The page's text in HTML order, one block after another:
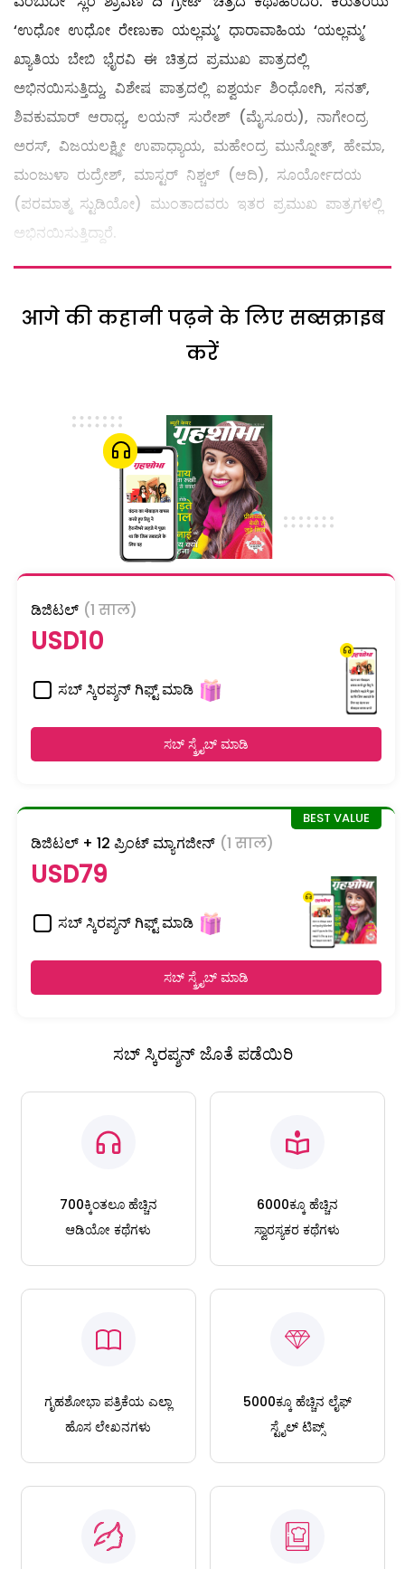
‘ಉಧೋ ಉಧೋ ರೇಣುಕಾ ಯಲ್ಲಮ್ಮ’ ಧಾರಾವಾಹಿಯ ‘ಯಲ್ಲಮ್ಮ’
ಖ್ಯಾತಿಯ ಬೇಬಿ ಭೈರವಿ ಈ ಚಿತ್ರದ ಪ್ರಮುಖ ಪಾತ್ರದಲ್ಲಿ
ಅಭಿನಯಿಸುತ್ತಿದ್ದು, ವಿಶೇಷ ಪಾತ್ರದಲ್ಲಿ ಐಶ್ವರ್ಯ ಶಿಂಧೋಗಿ, ಸನತ್,
ಶಿವಕುಮಾರ್ ಆರಾಧ್ಯ, ಲಯನ್ ಸುರೇಶ್ (ಮೈಸೂರು), ನಾಗೇಂದ್ರ
ಅರಸ್, ವಿಜಯಲಕ್ಷ್ಮೀ ಉಪಾಧ್ಯಾಯ, ಮಹೇಂದ್ರ ಮುನ್ನೋತ್, ಹೇಮಾ,
ಮಂಜುಳಾ ರುದ್ರೇಶ್, ಮಾಸ್ಟರ್ ನಿಶ್ಚಲ್ (ಆದಿ), ಸೂರ್ಯೋದಯ
(ಪರಮಾತ್ಮ ಸ್ಟುಡಿಯೋ) ಮುಂತಾದವರು ಇತರ ಪ್ರಮುಖ ಪಾತ್ರಗಳಲ್ಲಿ
ಅಭಿನಯಿಸುತ್ತಿದ್ದಾರೆ.
आगे की कहानी पढ़ने के लिए सब्सक्राइब
करें
ಡಿಜಿಟಲ್ (1 साल)
USD10
ಸಬ್ ಸ್ಕಿರಪ್ಶನ್ ಗಿಫ್ಟ್ ಮಾಡಿ
ಸಬ್ ಸ್ಕ್ರೈಬ್ ಮಾಡಿ
ಡಿಜಿಟಲ್ + 12 ಪ್ರಿಂಟ್ ಮ್ಯಾಗಜೀನ್ (1 साल)
USD79
ಸಬ್ ಸ್ಕಿರಪ್ಶನ್ ಗಿಫ್ಟ್ ಮಾಡಿ
ಸಬ್ ಸ್ಕ್ರೈಬ್ ಮಾಡಿ
ಸಬ್ ಸ್ಕಿರಪ್ಶನ್ ಜೊತೆ ಪಡೆಯಿರಿ
700ಕ್ಕಿಂತಲೂ ಹೆಚ್ಚಿನ
ಆಡಿಯೋ ಕಥೆಗಳು
6000ಕ್ಕೂ ಹೆಚ್ಚಿನ
ಸ್ವಾರಸ್ಯಕರ ಕಥೆಗಳು
ಗೃಹಶೋಭಾ ಪತ್ರಿಕೆಯ ಎಲ್ಲಾ
ಹೊಸ ಲೇಖನಗಳು
5000ಕ್ಕೂ ಹೆಚ್ಚಿನ ಲೈಫ್
ಸ್ಟೈಲ್ ಟಿಪ್ಸ್